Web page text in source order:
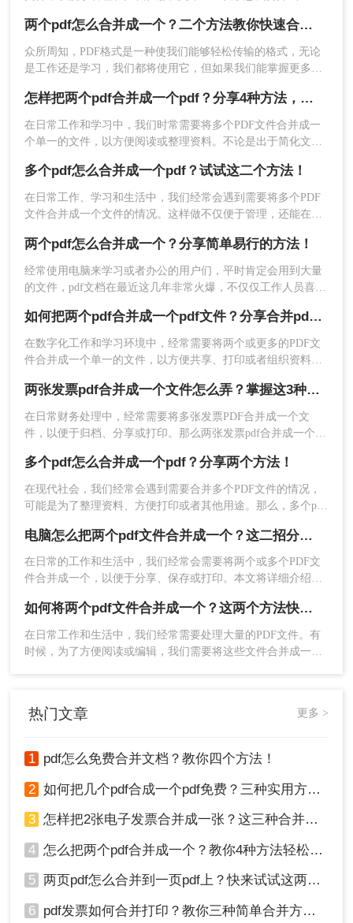
2、打开链接进入PDF合并界面，需要注意的是，如
哦。
3、上传需要合并的PDF文件，然后点击开始转换即
可。
4、合并成功，点击立即下载就完成了。
这种方法简单方便，无需安装任何软件，只需在浏
览器中即可完成操作。但需要注意的是，由于是在
线操作，需要确保上传和下载的文件安全，避免泄
露个人信息。同时，不同的在线工具可能在功能和
以上就是两个pdf发票怎么合并成一个里面的方法介
绍了。无论是使用专业的PDF编辑软件还是在线
成一个文件。选择哪种方法取决于你的个人喜好和
使用环境。无论你选择哪种方法，都应该注意保护
个人信息和文件安全，确保合并后的文件符合你的
要求。希望这篇文章对你有所帮助！
PDF发票合并成一个文件。
两个pdf怎么合并成一个？二个方法教你快速合并！
众所周知，PDF格式是一种使我们能够轻松传输的格式，无论
是工作还是学习，我们都将使用它，但如果我们能掌握更多的
事，因此，今天我们要讲的是，如何两个pdf怎么合并成一个，
如果你也想要知道合并pdf文档这种技巧，就来看看吧！
怎样把两个pdf合并成一个pdf？分享4种方法，简单又高效！
在日常工作和学习中，我们时常需要将多个PDF文件合并成一
个单一的文件，以方便阅读或整理资料。不论是出于简化文档
并成一个pdf都是非常实用的技能。本文将介绍几种简单有效的
方法，帮助您轻松实现PDF文件的合并。
多个pdf怎么合并成一个pdf？试试这二个方法！
在日常工作、学习和生活中，我们经常会遇到需要将多个PDF
文件合并成一个文件的情况。这样做不仅便于管理，还能在分
呢？本文将详细介绍几种常用的方法，帮助你轻松地将多个
PDF合并成一个PDF。
两个pdf怎么合并成一个？分享简单易行的方法！
经常使用电脑来学习或者办公的用户们，平时肯定会用到大量
的文件，pdf文档在最近这几年非常火爆，不仅仅工作人员喜欢
档的时候，我们会把不同的文件保存到多个pdf文档中，不过文
件内容分散了也会遇到一些问题，这时我们可以把pdf文档合并
到一起，那么两个pdf怎么合并成一个呢？
如何把两个pdf合并成一个pdf文件？分享合并pdf的三个方法！
在数字化工作和学习环境中，经常需要将两个或更多的PDF文
件合并成一个单一的文件，以方便共享、打印或者组织资料。
的文档管理更加简洁高效。本文将指导你如何把两个pdf合并成
一个pdf文件，轻松实现PDF文件的合并。
两张发票pdf合并成一个文件怎么弄？掌握这3种方法轻松合并！
在日常财务处理中，经常需要将多张发票PDF合并成一个文
件，以便于归档、分享或打印。那么两张发票pdf合并成一个文
的方法。
多个pdf怎么合并成一个pdf？分享两个方法！
在现代社会，我们经常会遇到需要合并多个PDF文件的情况，
可能是为了整理资料、方便打印或者其他用途。那么，多个pdf
电脑怎么把两个pdf文件合并成一个？这二招分分钟解决！
在日常的工作和生活中，我们经常会需要将两个或多个PDF文
件合并成一个，以便于分享、保存或打印。本文将详细介绍电
如何将两个pdf文件合并成一个？这两个方法快速解决，简单方便！
在日常工作和生活中，我们经常需要处理大量的PDF文件。有
时候，为了方便阅读或编辑，我们需要将这些文件合并成一
文件合并成一个。本文将为你提供如何将两个pdf文件合并成一
热门文章 更多 >
1 pdf怎么免费合并文档？教你四个方法！
2 如何把几个pdf合成一个pdf免费？三种实用方法分享！
3 怎样把2张电子发票合并成一张？这三种合并方法学习一下!
4 怎么把两个pdf合并成一个？教你4种方法轻松完成合并！
5 两页pdf怎么合并到一页pdf上？快来试试这两种方法吧！
6 pdf发票如何合并打印？教你三种简单合并方法！